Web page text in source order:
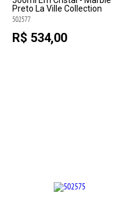
Preto La Ville Collection
502577
R$ 534,00